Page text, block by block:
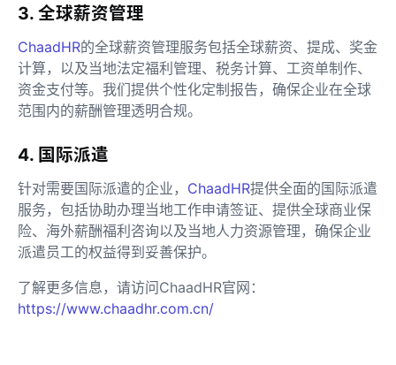
3. 全球薪资管理
ChaadHR的全球薪资管理服务包括全球薪资、提成、奖金
计算，以及当地法定福利管理、税务计算、工资单制作、
资金支付等。我们提供个性化定制报告，确保企业在全球
范围内的薪酬管理透明合规。
4. 国际派遣
针对需要国际派遣的企业， ChaadHR提供全面的国际派遣
服务，包括协助办理当地工作申请签证、提供全球商业保
险、海外薪酬福利咨询以及当地人力资源管理，确保企业
派遣员工的权益得到妥善保护。
了解更多信息，请访问ChaadHR官网：
https://www.chaadhr.com.cn/